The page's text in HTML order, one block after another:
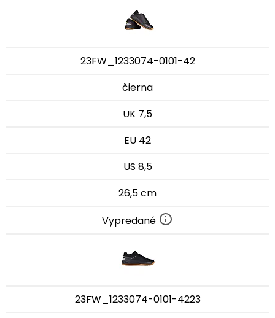
23FW_1233074-0101-42
čierna
UK 7,5
EU 42
US 8,5
26,5 cm
Vypredané
23FW_1233074-0101-4223